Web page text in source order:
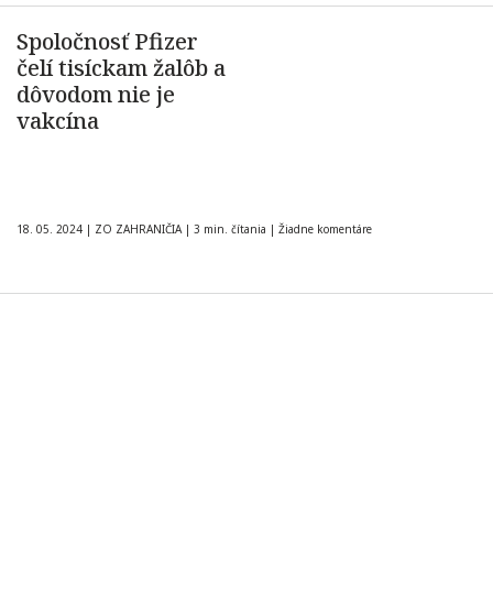
Spoločnosť Pfizer
čelí tisíckam žalôb a
dôvodom nie je
vakcína
18. 05. 2024 | ZO ZAHRANIČIA | 3 min. čítania | Žiadne komentáre